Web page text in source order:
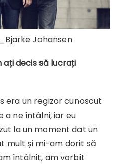
Johansen
ați decis să lucrați
era un regizor cunoscut
a ne întâlni, iar eu
la un moment dat un
mult și mi-am dorit să
întâlnit, am vorbit